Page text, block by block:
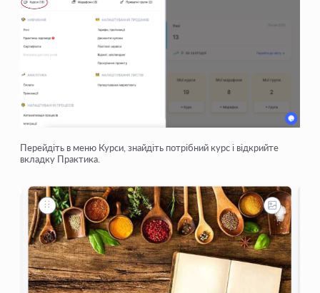
Як налаштувати тест, щоб учень міг бачити свої
Вписати слово
Список та мультисписок
Зібрати речення зі слів
Подивитися ще
Перейдіть в меню Курси , знайдіть потрібний курс і відкрийте
вкладку Практика